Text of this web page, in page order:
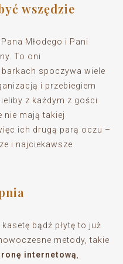
wszędzie
Młodego i Pani
To oni
spoczywa wiele
i przebiegiem
z każdym z gości
nie mają takiej
ich drugą parą oczu –
i najciekawsze
bądź płytę to już
metody, takie
internetową,